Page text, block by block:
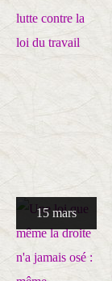
15 mars